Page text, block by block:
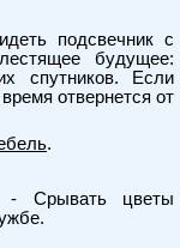
подсвечник с
будущее:
спутников. Если
отвернется от
.
- Срывать цветы